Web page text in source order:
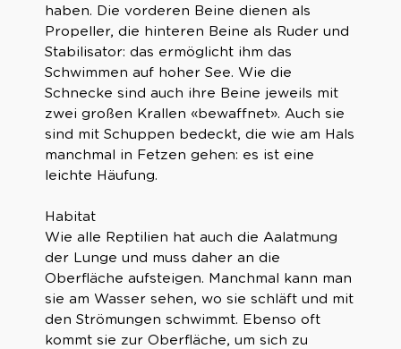
haben. Die vorderen Beine dienen als
Propeller, die hinteren Beine als Ruder und
Stabilisator: das ermöglicht ihm das
Schwimmen auf hoher See. Wie die
Schnecke sind auch ihre Beine jeweils mit
zwei großen Krallen «bewaffnet». Auch sie
sind mit Schuppen bedeckt, die wie am Hals
manchmal in Fetzen gehen: es ist eine
leichte Häufung.
Habitat
Wie alle Reptilien hat auch die Aalatmung
der Lunge und muss daher an die
Oberfläche aufsteigen. Manchmal kann man
sie am Wasser sehen, wo sie schläft und mit
den Strömungen schwimmt. Ebenso oft
kommt sie zur Oberfläche, um sich zu